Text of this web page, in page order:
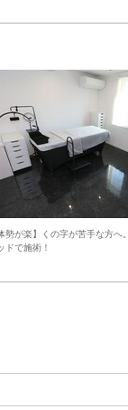
勢が楽】くの字が苦手な方へ
ドで施術！